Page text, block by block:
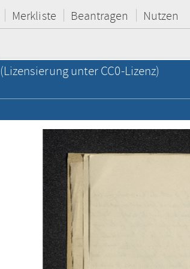
Merkliste Beantragen Nutzen
(Lizensierung unter CC0-Lizenz)